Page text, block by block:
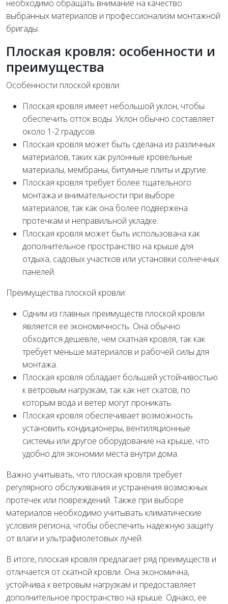
необходимо обращать внимание на качество
выбранных материалов и профессионализм монтажной
бригады.
Плоская кровля: особенности и
преимущества
Особенности плоской кровли:
Плоская кровля имеет небольшой уклон, чтобы
обеспечить отток воды. Уклон обычно составляет
около 1-2 градусов.
Плоская кровля может быть сделана из различных
материалов, таких как рулонные кровельные
материалы, мембраны, битумные плиты и другие.
Плоская кровля требует более тщательного
монтажа и внимательности при выборе
материалов, так как она более подвержена
протечкам и неправильной укладке.
Плоская кровля может быть использована как
дополнительное пространство на крыше для
отдыха, садовых участков или установки солнечных
панелей.
Преимущества плоской кровли:
Одним из главных преимуществ плоской кровли
является ее экономичность. Она обычно
обходится дешевле, чем скатная кровля, так как
требует меньше материалов и рабочей силы для
монтажа.
Плоская кровля обладает большей устойчивостью
к ветровым нагрузкам, так как нет скатов, по
которым вода и ветер могут проникать.
Плоская кровля обеспечивает возможность
установить кондиционеры, вентиляционные
системы или другое оборудование на крыше, что
удобно для экономии места внутри дома.
Важно учитывать, что плоская кровля требует
регулярного обслуживания и устранения возможных
протечек или повреждений. Также при выборе
материалов необходимо учитывать климатические
условия региона, чтобы обеспечить надежную защиту
от влаги и ультрафиолетовых лучей.
В итоге, плоская кровля предлагает ряд преимуществ и
отличается от скатной кровли. Она экономична,
устойчива к ветровым нагрузкам и предоставляет
дополнительное пространство на крыше. Однако, ее